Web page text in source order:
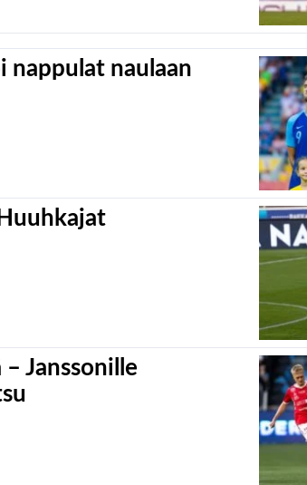
nappulat naulaan
Janssonille